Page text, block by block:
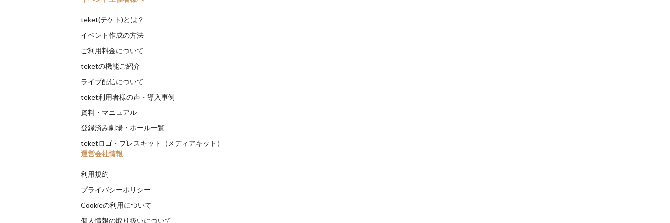
teket(テケト)とは？
イベント作成の方法
ご利用料金について
teketの機能ご紹介
ライブ配信について
teket利用者様の声・導入事例
資料・マニュアル
登録済み劇場・ホール一覧
teketロゴ・プレスキット（メディアキット）
運営会社情報
利用規約
プライバシーポリシー
Cookieの利用について
個人情報の取り扱いについて